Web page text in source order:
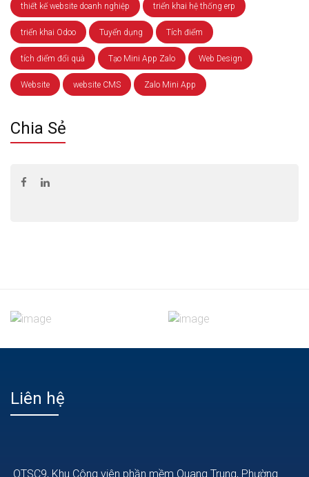
thiết kế website doanh nghiệp triển khai hệ thống erp
triển khai Odoo Tuyển dụng Tích điểm
tích điểm đổi quà Tạo Mini App Zalo Web Design
Website website CMS Zalo Mini App
Chia Sẻ
Liên hệ
QTSC9, Khu Công viên phần mềm Quang Trung, Phường